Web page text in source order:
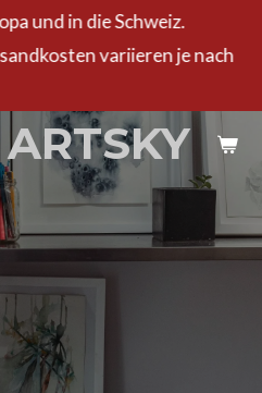
und in die Schweiz.
variieren je nach